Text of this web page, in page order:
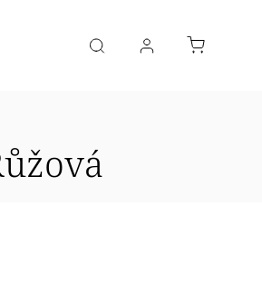
SLUŽBY NA MÍRU KONTAKT